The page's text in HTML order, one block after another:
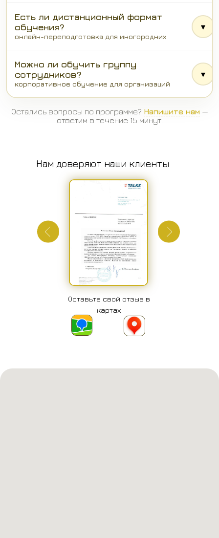
Есть ли дистанционный формат
обучения?
онлайн-переподготовка для иногородних
▾
Можно ли обучить группу
сотрудников?
корпоративное обучение для организаций
▾
Остались вопросы по программе? Напишите нам —
ответим в течение 15 минут.
Нам доверяют наши клиенты
Оставьте свой отзыв в
картах